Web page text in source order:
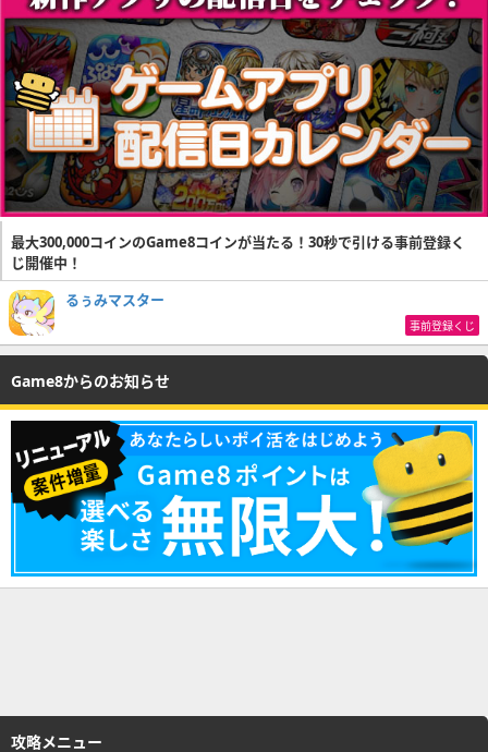
最大300,000コインのGame8コインが当たる！30秒で引ける事前登録く
じ開催中！
るぅみマスター
事前登録くじ
Game8からのお知らせ
攻略メニュー